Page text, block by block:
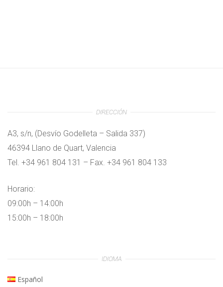
DIRECCIÓN
A3, s/n, (Desvío Godelleta – Salida 337)
46394 Llano de Quart, Valencia
Tel. +34 961 804 131 – Fax. +34 961 804 133
Horario:
09:00h – 14:00h
15:00h – 18:00h
IDIOMA
Español